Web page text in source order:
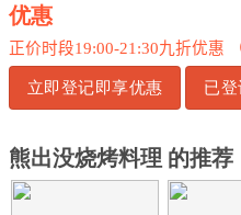
优惠
正价时段19:00-21:30九折优惠
立即登记即享优惠 已
熊出没烧烤料理 的推荐